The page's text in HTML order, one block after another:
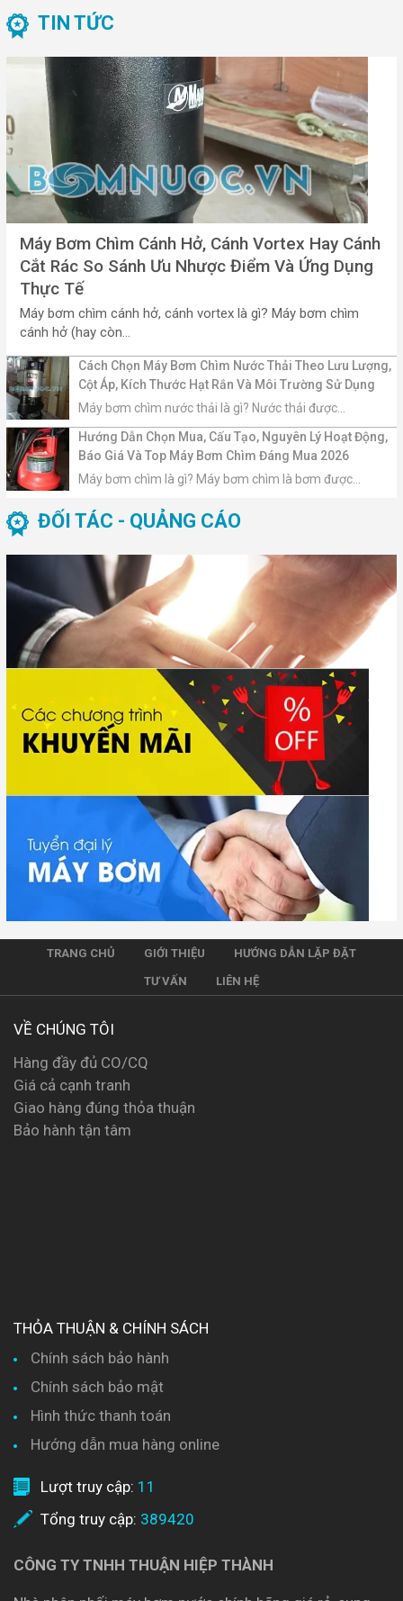
TIN TỨC
Máy Bơm Chìm Cánh Hở, Cánh Vortex Hay Cánh
Cắt Rác So Sánh Ưu Nhược Điểm Và Ứng Dụng
Thực Tế
Máy bơm chìm cánh hở, cánh vortex là gì? Máy bơm chìm
cánh hở (hay còn...
Cách Chọn Máy Bơm Chìm Nước Thải Theo Lưu Lượng,
Cột Áp, Kích Thước Hạt Rắn Và Môi Trường Sử Dụng
Máy bơm chìm nước thải là gì? Nước thải được...
Hướng Dẫn Chọn Mua, Cấu Tạo, Nguyên Lý Hoạt Động,
Báo Giá Và Top Máy Bơm Chìm Đáng Mua 2026
Máy bơm chìm là gì? Máy bơm chìm là bơm được...
ĐỐI TÁC - QUẢNG CÁO
TRANG CHỦ GIỚI THIỆU HƯỚNG DẪN LẶP ĐẶT
TƯ VẤN LIÊN HỆ
VỀ CHÚNG TÔI
Hàng đầy đủ CO/CQ
Giá cả cạnh tranh
Giao hàng đúng thỏa thuận
Bảo hành tận tâm
THỎA THUẬN & CHÍNH SÁCH
Chính sách bảo hành
Chính sách bảo mật
Hình thức thanh toán
Hướng dẫn mua hàng online
Lượt truy cập: 11
Tổng truy cập: 389420
CÔNG TY TNHH THUẬN HIỆP THÀNH